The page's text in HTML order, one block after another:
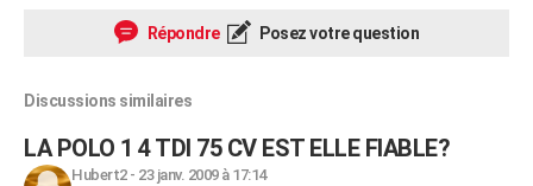
Répondre Posez votre question
Discussions similaires
LA POLO 1 4 TDI 75 CV EST ELLE FIABLE?
Hubert2- 23 janv. 2009 à 17:14